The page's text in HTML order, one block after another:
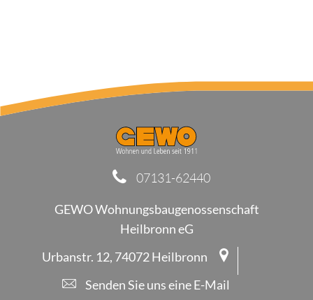
07131-62440
GEWO Wohnungsbaugenossenschaft
Heilbronn eG
Urbanstr. 12, 74072 Heilbronn
Senden Sie uns eine E-Mail